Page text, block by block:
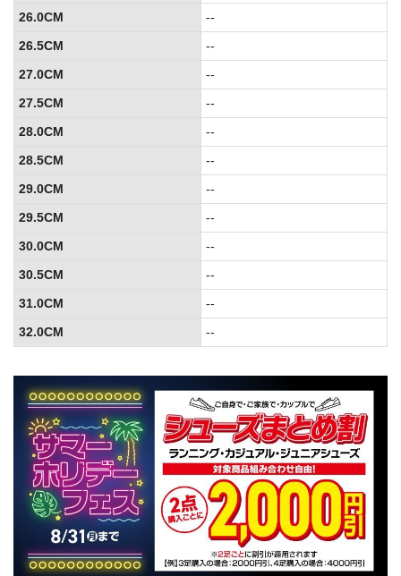
26.0CM
--
26.5CM
--
27.0CM
--
27.5CM
--
28.0CM
--
28.5CM
--
29.0CM
--
29.5CM
--
30.0CM
--
30.5CM
--
31.0CM
--
32.0CM
--